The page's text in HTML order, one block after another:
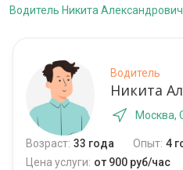
Водитель Никита Александрович
Водитель
Никита
Москва,
Возраст: 33 года Опыт: 4
Цена услуги: от 900 руб/час